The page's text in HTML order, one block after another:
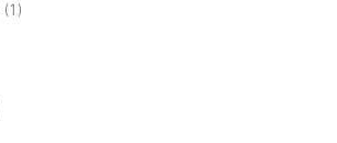
(1)